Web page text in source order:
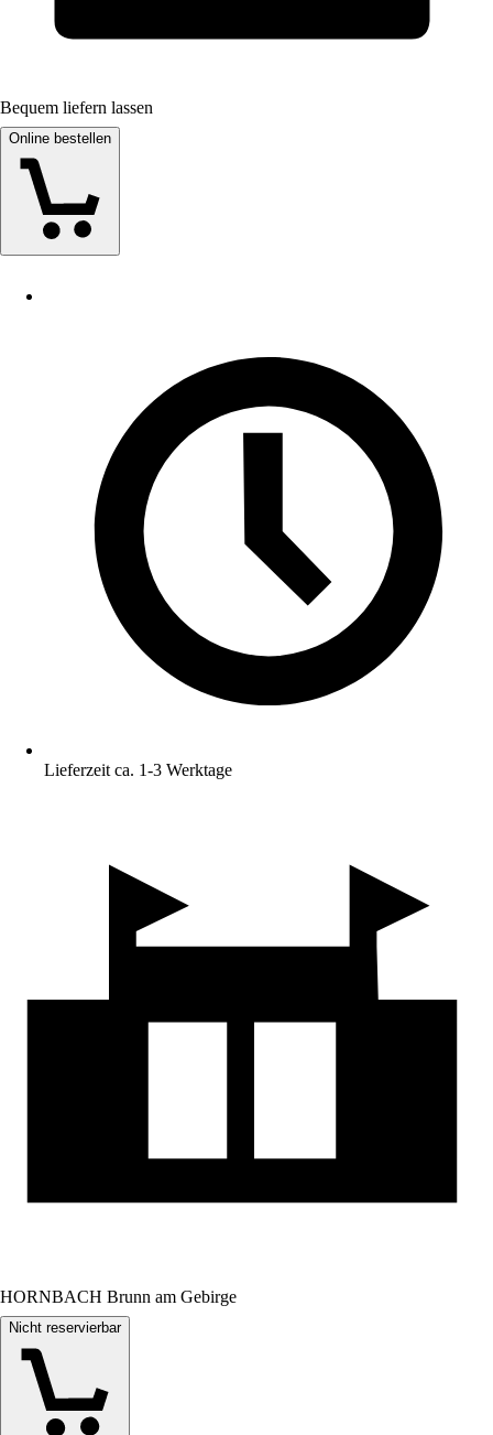
Bequem liefern lassen
Online bestellen
Lieferzeit ca. 1-3 Werktage
HORNBACH Brunn am Gebirge
Nicht reservierbar